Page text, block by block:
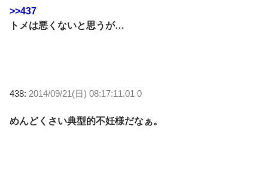
>>437
トメは悪くないと思うが…
438: 2014/09/21(日) 08:17:11.01 0
めんどくさい典型的不妊様だなぁ。